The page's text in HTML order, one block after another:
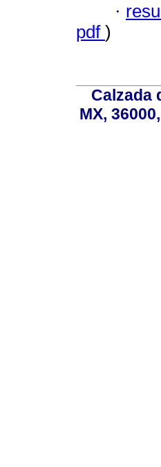
·
pdf )
Calzada
MX,